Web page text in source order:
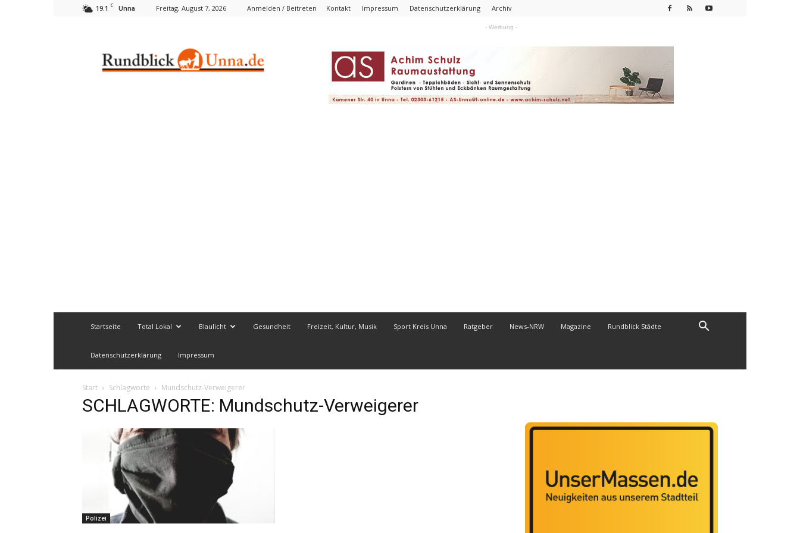
19.1 C Unna Freitag, August 7, 2026 Anmelden / Beitreten Kontakt Impressum Datenschutzerklärung Archiv
- Werbung -
Startseite Total Lokal Blaulicht Gesundheit Freizeit, Kultur, Musik Sport Kreis Unna Ratgeber News-NRW Magazine Rundblick Städte
Datenschutzerklärung Impressum
Start Schlagworte Mundschutz-Verweigerer
SCHLAGWORTE: Mundschutz-Verweigerer
Polizei